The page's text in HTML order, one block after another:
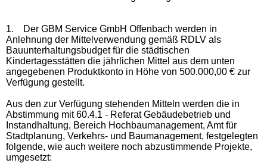
1.
Der GBM Service GmbH Offenbach werden in
Anlehnung der Mittelverwendung gemäß RDLV als
Bauunterhaltungsbudget für die städtischen
Kindertagesstätten die jährlichen Mittel aus dem unten
angegebenen Produktkonto in Höhe von 500.000,00 € zur
Verfügung gestellt.
Aus den zur Verfügung stehenden Mitteln werden die in
Abstimmung mit 60.4.1 - Referat Gebäudebetrieb und
Instandhaltung, Bereich Hochbaumanagement, Amt für
Stadtplanung, Verkehrs- und Baumanagement, festgelegten
folgende, wie auch weitere noch abzustimmende Projekte,
umgesetzt: